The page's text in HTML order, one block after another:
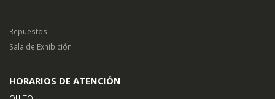
Repuestos
Sala de Exhibición
HORARIOS DE ATENCIÓN